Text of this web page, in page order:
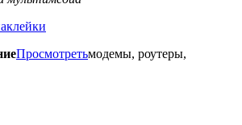
Просмотретьмодемы, роутеры,